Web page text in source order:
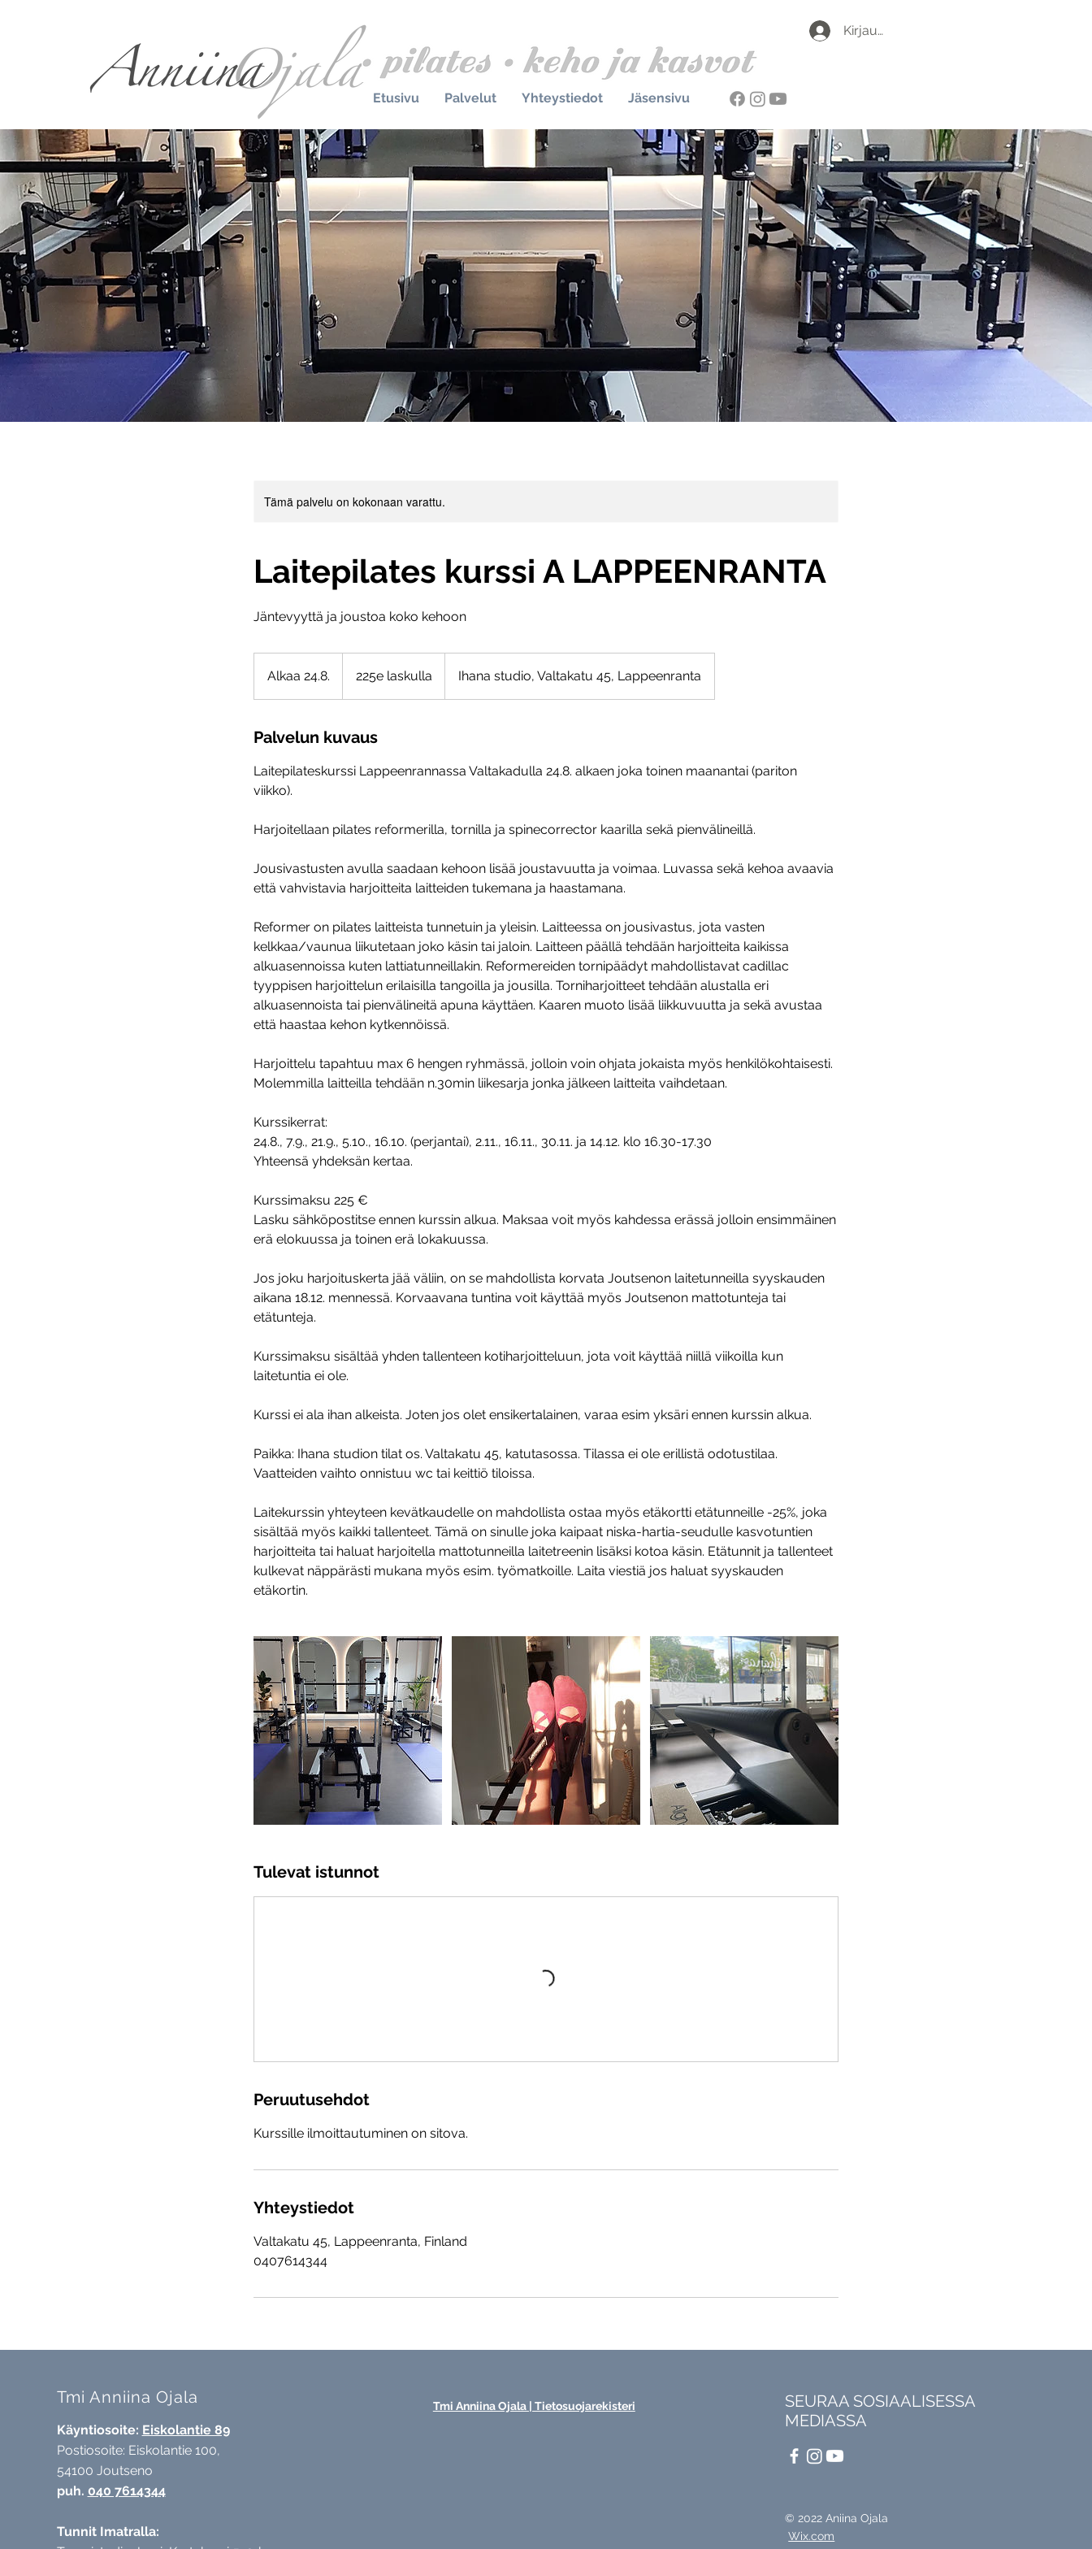
Kirjaudu
Etusivu Palvelut Yhteystiedot Jäsensivu
Tämä palvelu on kokonaan varattu.
Laitepilates kurssi A LAPPEENRANTA
Jäntevyyttä ja joustoa koko kehoon
Alkaa 24.8.
l
a
2
8
225e laskulla Ihana studio, Valtakatu 45, Lappeenranta
Palvelun kuvaus
Laitepilateskurssi Lappeenrannassa Valtakadulla 24.8. alkaen joka toinen maanantai (pariton
viikko).
Harjoitellaan pilates reformerilla, tornilla ja spinecorrector kaarilla sekä pienvälineillä.
Jousivastusten avulla saadaan kehoon lisää joustavuutta ja voimaa. Luvassa sekä kehoa avaavia
että vahvistavia harjoitteita laitteiden tukemana ja haastamana.
Reformer on pilates laitteista tunnetuin ja yleisin. Laitteessa on jousivastus, jota vasten
kelkkaa/vaunua liikutetaan joko käsin tai jaloin. Laitteen päällä tehdään harjoitteita kaikissa
alkuasennoissa kuten lattiatunneillakin. Reformereiden tornipäädyt mahdollistavat cadillac
tyyppisen harjoittelun erilaisilla tangoilla ja jousilla. Torniharjoitteet tehdään alustalla eri
alkuasennoista tai pienvälineitä apuna käyttäen. Kaaren muoto lisää liikkuvuutta ja sekä avustaa
että haastaa kehon kytkennöissä.
Harjoittelu tapahtuu max 6 hengen ryhmässä, jolloin voin ohjata jokaista myös henkilökohtaisesti.
Molemmilla laitteilla tehdään n.30min liikesarja jonka jälkeen laitteita vaihdetaan.
Kurssikerrat:
24.8., 7.9., 21.9., 5.10., 16.10. (perjantai), 2.11., 16.11., 30.11. ja 14.12. klo 16.30-17.30
Yhteensä yhdeksän kertaa.
Kurssimaksu 225 €
Lasku sähköpostitse ennen kurssin alkua. Maksaa voit myös kahdessa erässä jolloin ensimmäinen
erä elokuussa ja toinen erä lokakuussa.
Jos joku harjoituskerta jää väliin, on se mahdollista korvata Joutsenon laitetunneilla syyskauden
aikana 18.12. mennessä. Korvaavana tuntina voit käyttää myös Joutsenon mattotunteja tai
etätunteja.
Kurssimaksu sisältää yhden tallenteen kotiharjoitteluun, jota voit käyttää niillä viikoilla kun
laitetuntia ei ole.
Kurssi ei ala ihan alkeista. Joten jos olet ensikertalainen, varaa esim yksäri ennen kurssin alkua.
Paikka: Ihana studion tilat os. Valtakatu 45, katutasossa. Tilassa ei ole erillistä odotustilaa.
Vaatteiden vaihto onnistuu wc tai keittiö tiloissa.
Laitekurssin yhteyteen kevätkaudelle on mahdollista ostaa myös etäkortti etätunneille -25%, joka
sisältää myös kaikki tallenteet. Tämä on sinulle joka kaipaat niska-hartia-seudulle kasvotuntien
harjoitteita tai haluat harjoitella mattotunneilla laitetreenin lisäksi kotoa käsin. Etätunnit ja tallenteet
kulkevat näppärästi mukana myös esim. työmatkoille. Laita viestiä jos haluat syyskauden
etäkortin.
Tulevat istunnot
Peruutusehdot
Kurssille ilmoittautuminen on sitova.
Yhteystiedot
Valtakatu 45, Lappeenranta, Finland
0407614344
Tmi Anniina Ojala
Käyntiosoite: Eiskolantie 89
Postiosoite: Eiskolantie 100,
54100 Joutseno
puh. 040 7614344
Tunnit Imatralla:
Tmi Anniina Ojala | Tietosuojarekisteri
SEURAA SOSIAALISESSA
MEDIASSA
© 2022 Aniina Ojala
Wix.com